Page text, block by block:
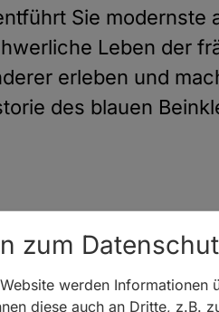
Sie modernste
Leben der
erleben und
des blauen
Anzeigen
zum
werden Informationen
diese auch an Dritte, z.B.